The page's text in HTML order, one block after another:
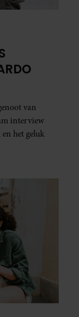
van
interview
het geluk